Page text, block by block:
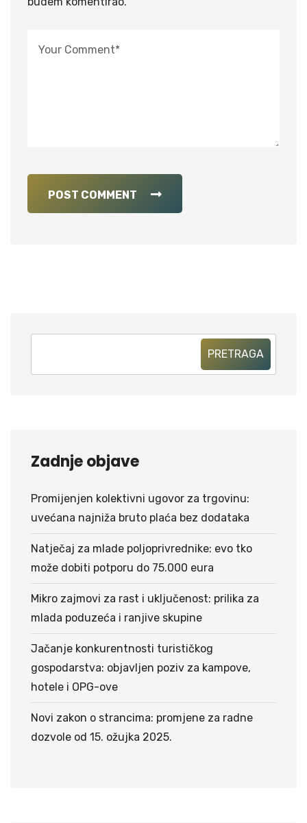
POST COMMENT
PRETRAGA
Zadnje objave
Promijenjen kolektivni ugovor za trgovinu:
uvećana najniža bruto plaća bez dodataka
Natječaj za mlade poljoprivrednike: evo tko
može dobiti potporu do 75.000 eura
Mikro zajmovi za rast i uključenost: prilika za
mlada poduzeća i ranjive skupine
Jačanje konkurentnosti turističkog
gospodarstva: objavljen poziv za kampove,
hotele i OPG-ove
Novi zakon o strancima: promjene za radne
dozvole od 15. ožujka 2025.